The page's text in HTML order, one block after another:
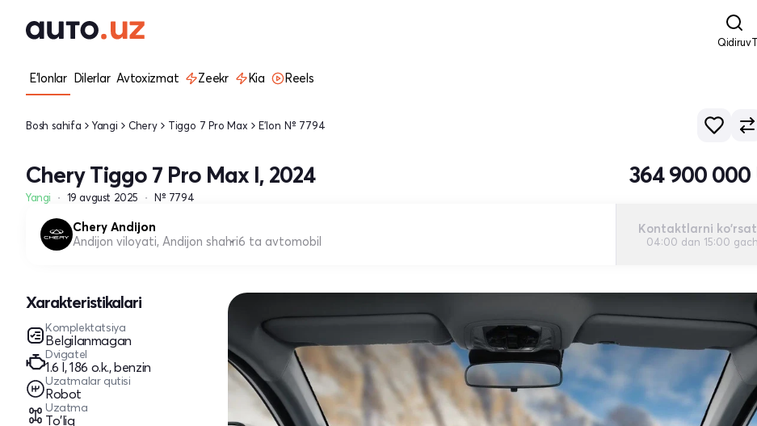
Qidiruv
E'lonlar Dilerlar Avtoxizmat Zeekr Kia Reels
Bosh sahifa Yangi Chery Tiggo 7 Pro Max E'lon № 7794
Chery Tiggo 7 Pro Max I, 2024
Yangi 19 avgust 2025 № 7794
364 900 000
Chery Andijon
Andijon viloyati, Andijon shahri6 ta avtomobil
Kontaktlarni
04:00 dan 15:00
Xarakteristikalari
Komplektatsiya
Belgilanmagan
Dvigatel
1.6 l, 186 o.k., benzin
Uzatmalar qutisi
Robot
Uzatma
To'liq